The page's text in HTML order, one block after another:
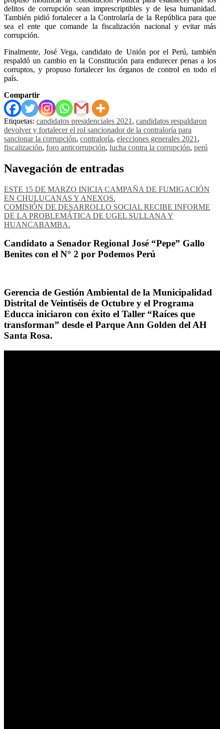
delitos de corrupción sean imprescriptibles y de lesa humanidad.
También pidió fortalecer a la Controlaría de la República para que
sea el ente que comande la fiscalización nacional y evitar más
corrupción.
Finalmente, José Vega, candidato de Unión por el Perú, también
respaldó un cambio en la Constitución para endurecer penas a los
corruptos, y propuso fortalecer los órganos de control en todo el
país.
Compartir
Etiquetas: candidatos presidenciales 2021 , candidatos respaldaron
devolver y fortalecer el rol sancionador de la contraloría para
sancionar la corrupción, contraloría, elecciones generales 2021 ,
fiscalización, foro anticorrupción, lucha contra la corrupción, perú
Navegación de entradas
ESTE 15 DE MARZO INICIA CAMPAÑA DE FUMIGACIÓN
EN CHULUCANAS Y ANEXOS.
COMISIÓN DE DESARROLLO SOCIAL RECIBE INFORME
DE LA PROBLEMÁTICA DE UGEL SULLANA Y
HUANCABAMBA.
Candidato a Senador Regional José “Pepe” Gallo
Benites con el N° 2 por Podemos Perú
Gerencia de Gestión Ambiental de la Municipalidad
Distrital de Veintiséis de Octubre y el Programa
Educca iniciaron con éxito el Taller “Raíces que
transforman” desde el Parque Ann Golden del AH
Santa Rosa.